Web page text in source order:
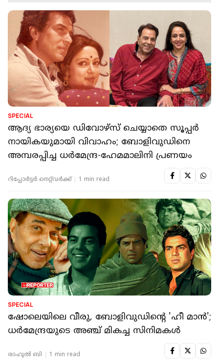
SPECIAL
ആദ്യ ഭാര്യയെ ഡിവോഴ്‌സ് ചെയ്യാതെ സൂപ്പർ
നായികയുമായി വിവാഹം; ബോളിവുഡിനെ
അമ്പരപ്പിച്ച ധർമേന്ദ്ര-ഹേമമാലിനി പ്രണയം
റിപ്പോർട്ടർ നെറ്റ്‌വര്‍ക്ക്‌ 1 min read
SPECIAL
ഷോലെയിലെ വീരു, ബോളിവുഡിന്റെ 'ഹീ മാൻ';
ധർമേന്ദ്രയുടെ അഞ്ച് മികച്ച സിനിമകൾ
രാഹുൽ ബി 1 min read